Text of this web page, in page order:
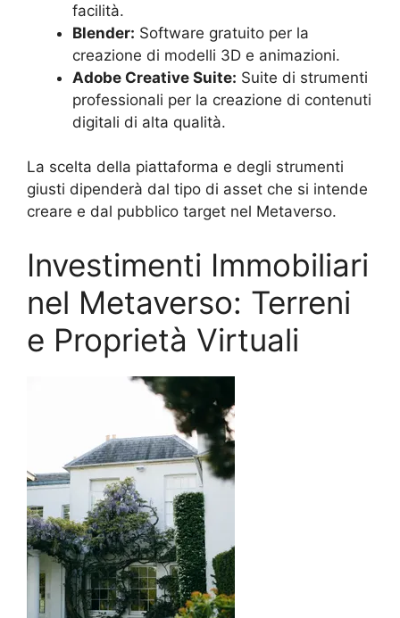
facilità.
Blender: Software gratuito per la
creazione di modelli 3D e animazioni.
Adobe Creative Suite: Suite di strumenti
professionali per la creazione di contenuti
digitali di alta qualità.
La scelta della piattaforma e degli strumenti
giusti dipenderà dal tipo di asset che si intende
creare e dal pubblico target nel Metaverso.
Investimenti Immobiliari
nel Metaverso: Terreni
e Proprietà Virtuali